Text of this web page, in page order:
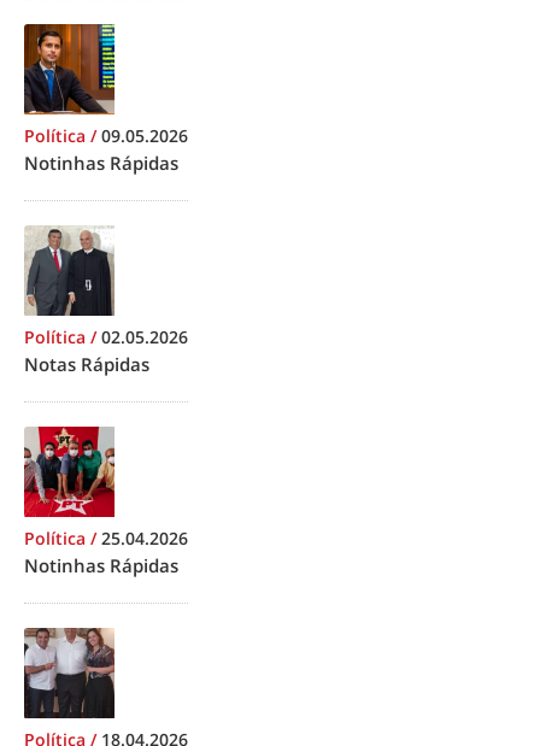
Política /09.05.2026
Notinhas Rápidas
Política /02.05.2026
Notas Rápidas
Política /25.04.2026
Notinhas Rápidas
Política / 18.04.2026